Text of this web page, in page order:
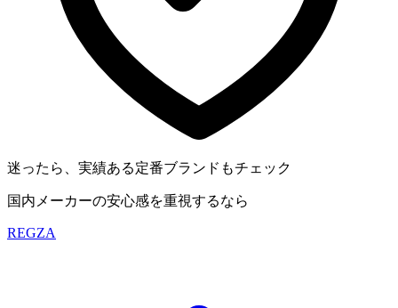
迷ったら、実績ある定番ブランドもチェック
国内メーカーの安心感を重視するなら
REGZA